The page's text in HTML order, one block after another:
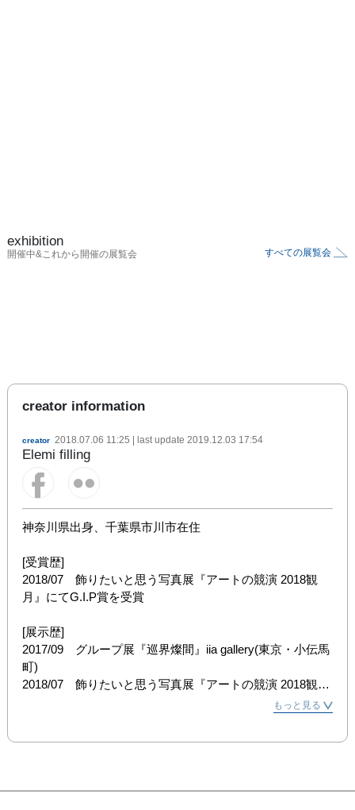
exhibition
開催中&これから開催の展覧会 すべての展覧会
creator information
creator 2018.07.06 11:25 | last update 2019.12.03 17:54
Elemi filling
神奈川県出身、千葉県市川市在住
[受賞歴]
2018/07　飾りたいと思う写真展『アートの競演 2018観
月』にてG.I.P賞を受賞
[展示歴]
2017/09　グループ展『巡界燦間』iia gallery(東京・小伝馬
町)
2018/07　飾りたいと思う写真展『アートの競演 2018観
もっと見る